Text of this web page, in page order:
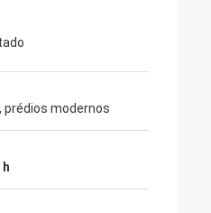
prédios modernos